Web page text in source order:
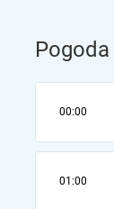
00:00
01:00